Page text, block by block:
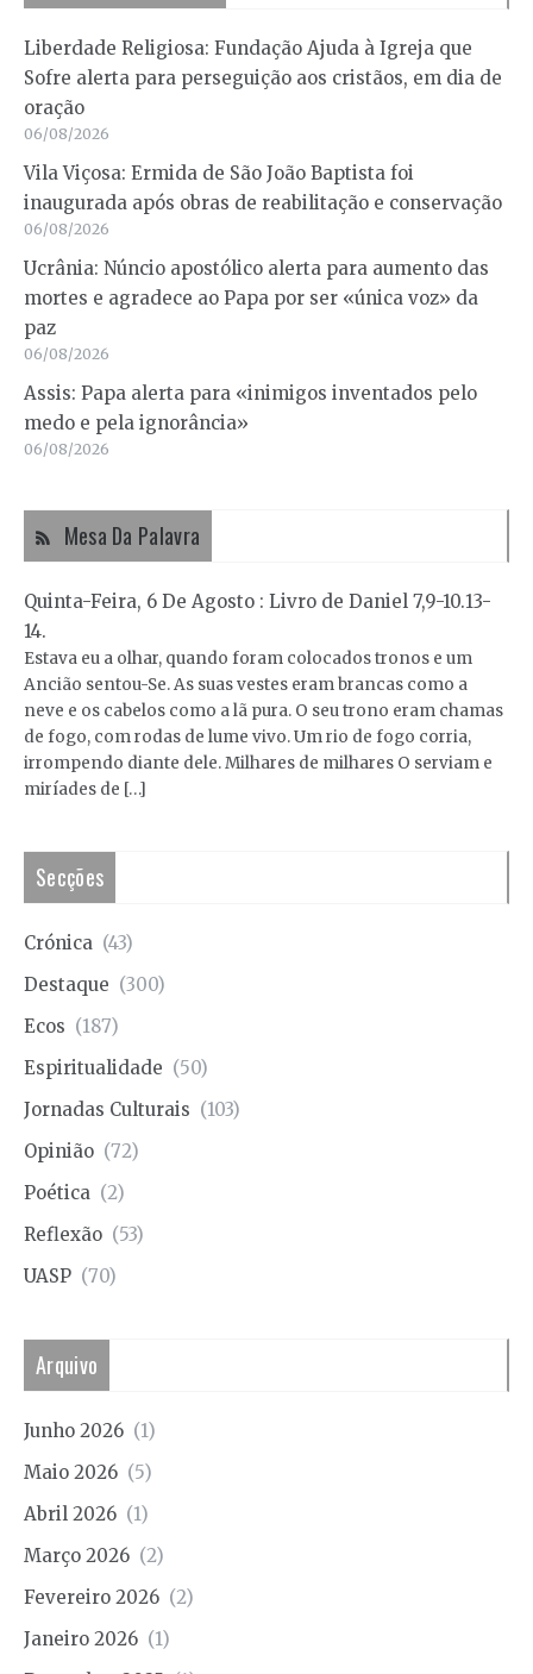
Liberdade Religiosa: Fundação Ajuda à Igreja que
Sofre alerta para perseguição aos cristãos, em dia de
oração
06/08/2026
Vila Viçosa: Ermida de São João Baptista foi
inaugurada após obras de reabilitação e conservação
06/08/2026
Ucrânia: Núncio apostólico alerta para aumento das
mortes e agradece ao Papa por ser «única voz» da
paz
06/08/2026
Assis: Papa alerta para «inimigos inventados pelo
medo e pela ignorância»
06/08/2026
Mesa Da Palavra
Quinta-Feira, 6 De Agosto : Livro de Daniel 7,9-10.13-
14.
Estava eu a olhar, quando foram colocados tronos e um
Ancião sentou-Se. As suas vestes eram brancas como a
neve e os cabelos como a lã pura. O seu trono eram chamas
de fogo, com rodas de lume vivo. Um rio de fogo corria,
irrompendo diante dele. Milhares de milhares O serviam e
miríades de […]
Secções
Crónica (43)
Destaque (300)
Ecos (187)
Espiritualidade (50)
Jornadas Culturais (103)
Opinião (72)
Poética (2)
Reflexão (53)
UASP (70)
Arquivo
Junho 2026 (1)
Maio 2026 (5)
Abril 2026 (1)
Março 2026 (2)
Fevereiro 2026 (2)
Janeiro 2026 (1)